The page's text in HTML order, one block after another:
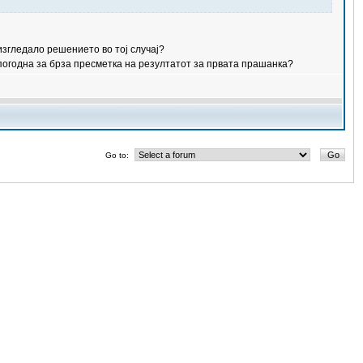
решението во тој случај?
за брза пресметка на резултатот за првата прашанка?
Go to: